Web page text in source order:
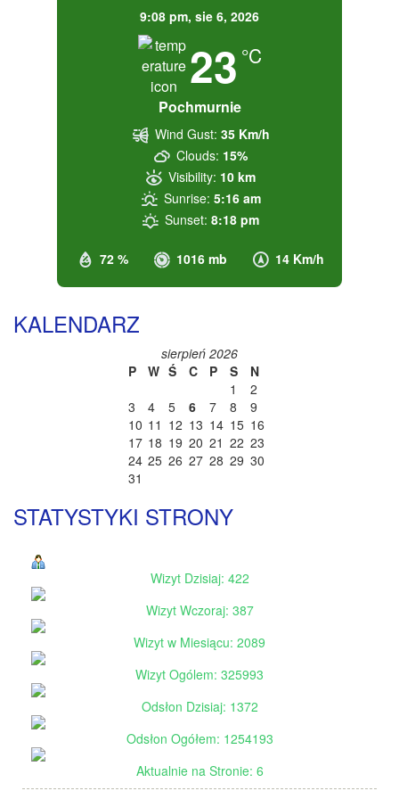
9:08 pm, sie 6, 2026
23 °C
Pochmurnie
72 % 1016 mb 14 Km/h
Wind Gust: 35 Km/h
Clouds: 15%
Visibility: 10 km
Sunrise: 5:16 am
Sunset: 8:18 pm
KALENDARZ
sierpień 2026
P
W Ś C P S
N
1
2
3
4 5 6 7 8
9
10 11 12 13 14 15 16
17 18 19 20 21 22 23
24 25 26 27 28 29 30
31
STATYSTYKI STRONY
Wizyt Dzisiaj: 422
Wizyt Wczoraj: 387
Wizyt w Miesiącu: 2089
Wizyt Ogólem: 325993
Odsłon Dzisiaj: 1372
Odsłon Ogółem: 1254193
Aktualnie na Stronie: 6